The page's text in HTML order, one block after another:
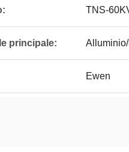
TNS-
principale:
Ewen